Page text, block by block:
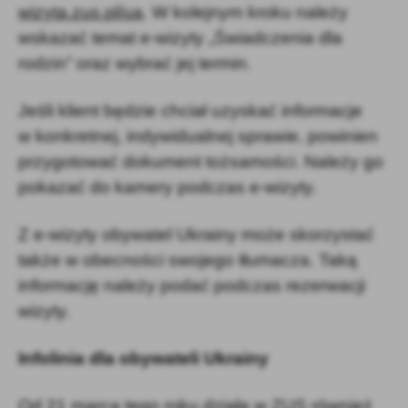
wizyta.zus.pl/ua. W kolejnym kroku należy
wskazać temat e-wizyty „Świadczenia dla
rodzin” oraz wybrać jej termin.
Jeśli klient będzie chciał uzyskać informacje
w konkretnej, indywidualnej sprawie, powinien
przygotować dokument tożsamości. Należy go
pokazać do kamery podczas e-wizyty.
Z e-wizyty obywatel Ukrainy może skorzystać
także w obecności swojego tłumacza. Taką
informację należy podać podczas rezerwacji
wizyty.
Infolinia dla obywateli Ukrainy